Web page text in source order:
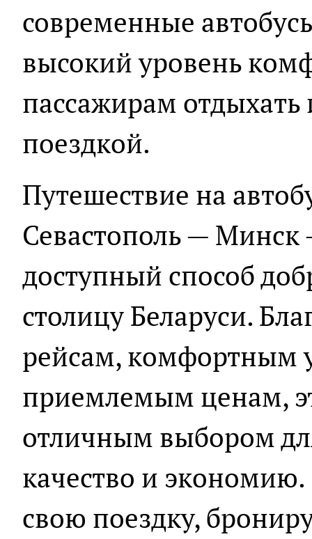
современные
высокий уровень
пассажирам отдыхать
поездкой.
Путешествие на
Севастополь —
доступный способ
столицу Беларуси.
рейсам, комфортным
приемлемым ценам,
отличным выбором
качество и
свою поездку,